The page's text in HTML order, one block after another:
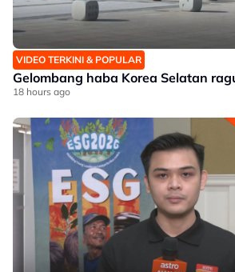
VIDEO TERKINI & POPULAR
Gelombang haba Korea Selatan
18 hours ago